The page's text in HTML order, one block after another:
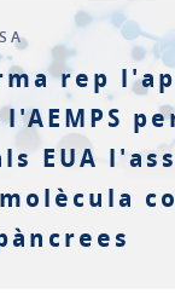
rep
l'AEMPS
EUA